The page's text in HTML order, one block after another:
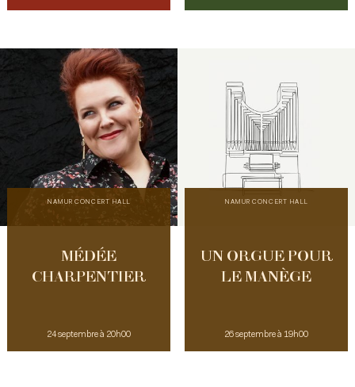
NAMUR CONCERT HALL
MÉDÉE
CHARPENTIER
24 septembre à 20h00
NAMUR CONCERT HALL
UN ORGUE POUR
LE MANÈGE
26 septembre à 19h00